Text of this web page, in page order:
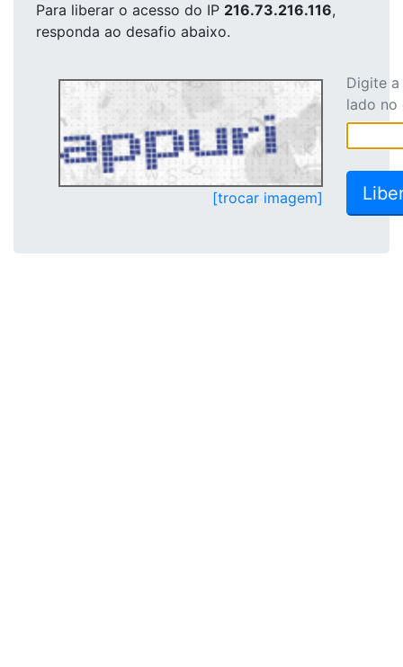
Para liberar o acesso do IP 216.73.216.116,
responda ao desafio abaixo.
[trocar imagem]
Digite
lado no